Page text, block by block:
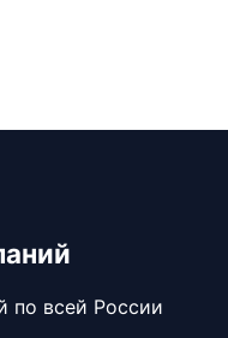
по всей России